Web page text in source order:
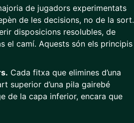
de jugadors experimentats
de les decisions, no de la sort.
disposicions resolubles, de
el camí. Aquests són els principis
Cada fitxa que elimines d’una
superior d’una pila gairebé
de la capa inferior, encara que